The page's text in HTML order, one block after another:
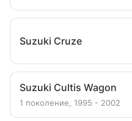
Suzuki Cruze
Suzuki Cultis Wagon
1 поколение, 1995 - 2002